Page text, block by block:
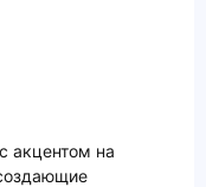
акцентом на